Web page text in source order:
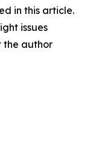
in this article.
issues
the author